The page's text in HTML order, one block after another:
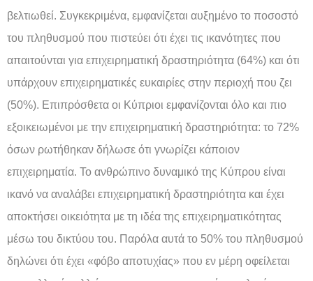
βελτιωθεί. Συγκεκριμένα, εμφανίζεται αυξημένο το ποσοστό
του πληθυσμού που πιστεύει ότι έχει τις ικανότητες που
απαιτούνται για επιχειρηματική δραστηριότητα (64%) και ότι
υπάρχουν επιχειρηματικές ευκαιρίες στην περιοχή που ζει
(50%). Επιπρόσθετα οι Κύπριοι εμφανίζονται όλο και πιο
εξοικειωμένοι με την επιχειρηματική δραστηριότητα: το 72%
όσων ρωτήθηκαν δήλωσε ότι γνωρίζει κάποιον
επιχειρηματία. Το ανθρώπινο δυναμικό της Κύπρου είναι
ικανό να αναλάβει επιχειρηματική δραστηριότητα και έχει
αποκτήσει οικειότητα με τη ιδέα της επιχειρηματικότητας
μέσω του δικτύου του. Παρόλα αυτά το 50% του πληθυσμού
δηλώνει ότι έχει «φόβο αποτυχίας» που εν μέρη οφείλεται